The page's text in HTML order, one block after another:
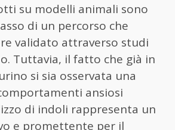
su modelli animali sono
di un percorso che
validato attraverso studi
Tuttavia, il fatto che già in
si sia osservata una
ansiosi
di indoli rappresenta un
e promettente per il